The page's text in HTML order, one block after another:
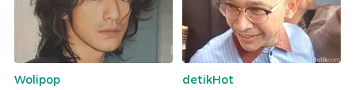
Wolipop
detikHot